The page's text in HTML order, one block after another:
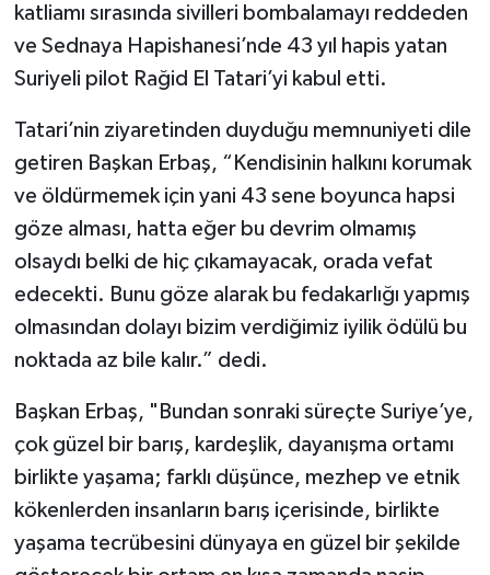
katliamı sırasında sivilleri bombalamayı reddeden
ve Sednaya Hapishanesi’nde 43 yıl hapis yatan
Suriyeli pilot Rağid El Tatari’yi kabul etti.
Tatari’nin ziyaretinden duyduğu memnuniyeti dile
getiren Başkan Erbaş, “Kendisinin halkını korumak
ve öldürmemek için yani 43 sene boyunca hapsi
göze alması, hatta eğer bu devrim olmamış
olsaydı belki de hiç çıkamayacak, orada vefat
edecekti. Bunu göze alarak bu fedakarlığı yapmış
olmasından dolayı bizim verdiğimiz iyilik ödülü bu
noktada az bile kalır.” dedi.
Başkan Erbaş, "Bundan sonraki süreçte Suriye’ye,
çok güzel bir barış, kardeşlik, dayanışma ortamı
birlikte yaşama; farklı düşünce, mezhep ve etnik
kökenlerden insanların barış içerisinde, birlikte
yaşama tecrübesini dünyaya en güzel bir şekilde
Bilecik Müftülüğü
Bingöl Müftülüğü
Bitlis Müftülüğü
Bolu Müftülüğü
Bursa Müftülüğü
Çanakkale Müftülüğü
Çankırı Müftülüğü
Çorum Müftülüğü
Kültür-Sanat
Aile
Sağlık
Makaleler
Duyurular
Podcast
Bilim, Teknoloji
Biyografiler